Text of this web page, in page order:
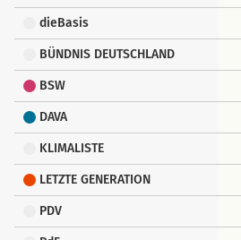
dieBasis
BÜNDNIS DEUTSCHLAND
BSW
DAVA
KLIMALISTE
LETZTE GENERATION
PDV